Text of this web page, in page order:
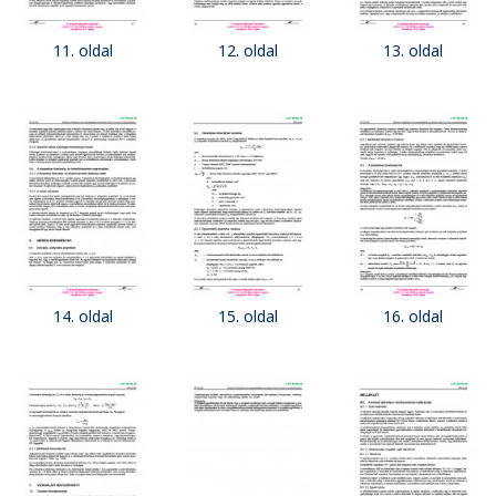
11. oldal 12. oldal 13. oldal
14. oldal 15. oldal 16. oldal